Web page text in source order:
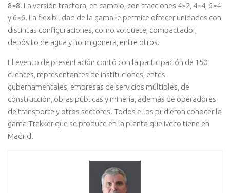
8×8. La versión tractora, en cambio, con tracciones 4×2, 4×4, 6×4
y 6×6. La flexibilidad de la gama le permite ofrecer unidades con
distintas configuraciones, como volquete, compactador,
depósito de agua y hormigonera, entre otros.
El evento de presentación contó con la participación de 150
clientes, representantes de instituciones, entes
gubernamentales, empresas de servicios múltiples, de
construcción, obras públicas y minería, además de operadores
de transporte y otros sectores. Todos ellos pudieron conocer la
gama Trakker que se produce en la planta que Iveco tiene en
Madrid.